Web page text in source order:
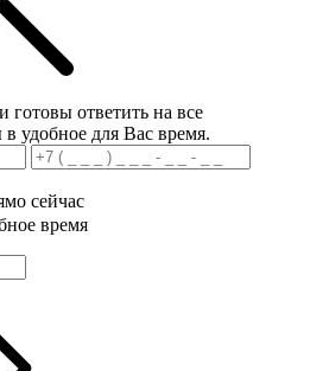
ответить на все
удобное для Вас время.
сейчас
время